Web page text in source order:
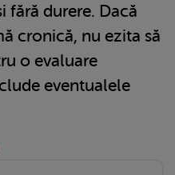
fără durere. Dacă
cronică, nu ezita să
o evaluare
eventualele